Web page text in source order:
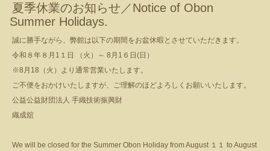
夏季休業のお知らせ／Notice of Obon
Summer Holidays.
誠に勝手ながら、弊館は以下の期間をお盆休暇とさせていただきます。
令和８年８月1１日 （火）～ 8月1６日(日）
※8月18（火）より通常営業いたします。
ご不便をおかけいたしますが、ご理解のほどよろしくお願いいたします。
公益公益財団法人 手織技術振興財
織成舘
We will be closed for the Summer Obon Holiday from August １１ to August